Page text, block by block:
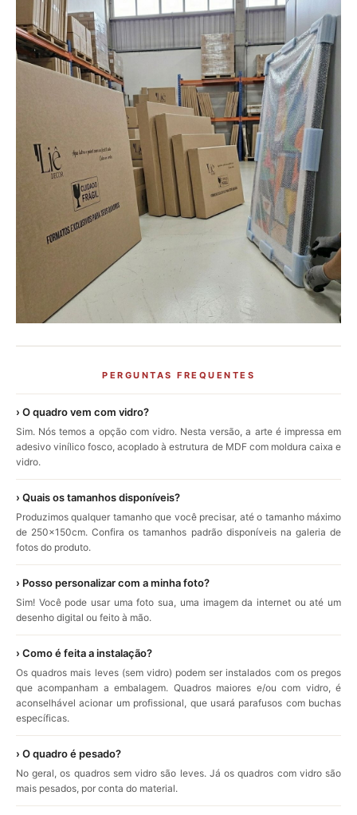
PERGUNTAS FREQUENTES
› O quadro vem com vidro?
Sim. Nós temos a opção com vidro. Nesta versão, a arte é impressa em
adesivo vinílico fosco, acoplado à estrutura de MDF com moldura caixa e
vidro.
› Quais os tamanhos disponíveis?
Produzimos qualquer tamanho que você precisar, até o tamanho máximo
de 250x150cm. Confira os tamanhos padrão disponíveis na galeria de
fotos do produto.
› Posso personalizar com a minha foto?
Sim! Você pode usar uma foto sua, uma imagem da internet ou até um
desenho digital ou feito à mão.
› Como é feita a instalação?
Os quadros mais leves (sem vidro) podem ser instalados com os pregos
que acompanham a embalagem. Quadros maiores e/ou com vidro, é
aconselhável acionar um profissional, que usará parafusos com buchas
específicas.
› O quadro é pesado?
No geral, os quadros sem vidro são leves. Já os quadros com vidro são
mais pesados, por conta do material.